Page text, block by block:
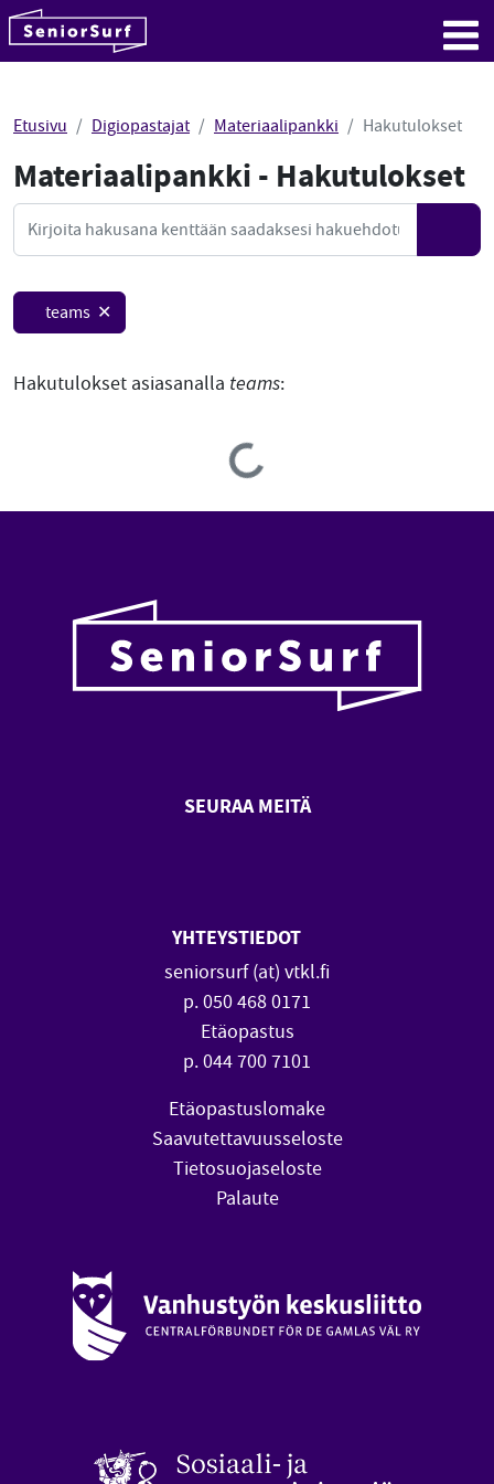
Hyppää sisältöön
Etusivu Digiopastajat Materiaalipankki Hakutulokset
Materiaalipankki - Hakutulokset
Haku
Hae
teams ✕
Hakutulokset asiasanalla teams:
Loading...
SEURAA MEITÄ
YHTEYSTIEDOT
seniorsurf (at) vtkl.fi
p. 050 468 0171
Etäopastus
p. 044 700 7101
Etäopastuslomake
Saavutettavuusseloste
Tietosuojaseloste
Palaute